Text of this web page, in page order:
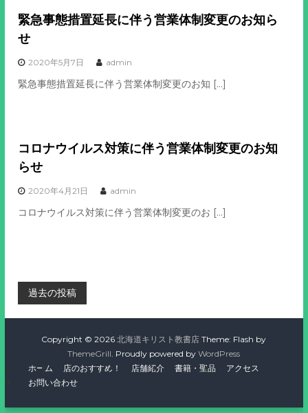
緊急事態措置延長に伴う営業体制変更のお知ら
せ
2020年5月7日 admin
緊急事態措置延長に伴う営業体制変更のお知 […]
コロナウイルス対策に伴う営業体制変更のお知
らせ
2020年4月21日 admin
コロナウイルス対策に伴う営業体制変更のお […]
投
ナ
ビ
過去の投稿
Copyright © 2026北海道キリスト教書店 Theme: Flash by
ThemeGrill. Proudly powered byWordPress
ホーム
店のおすすめ！ 店舗紹介 書籍・聖品
アクセス
お問い合わせ